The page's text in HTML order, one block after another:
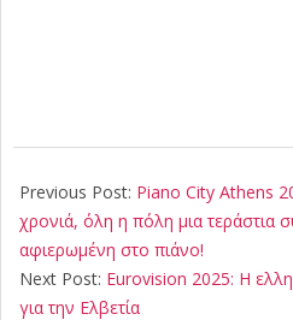
05-
05
Previous Post: Piano City Athens
χρονιά, όλη η πόλη μια τεράστια
αφιερωμένη στο πιάνο!
Next Post: Eurovision 2025: Η
για την Ελβετία